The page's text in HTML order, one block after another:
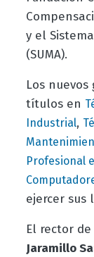
y el
(SUMA).
Los
títulos en
Industrial,
Profesional
ejercer sus
El rector de
Jaramillo